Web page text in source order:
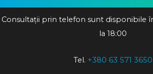
Consultații prin telefon sunt disponibile
la 18:00
Tel. +380 63 571 3650